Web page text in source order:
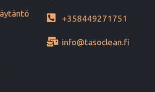
+358449271751
info@tasoclean.fi